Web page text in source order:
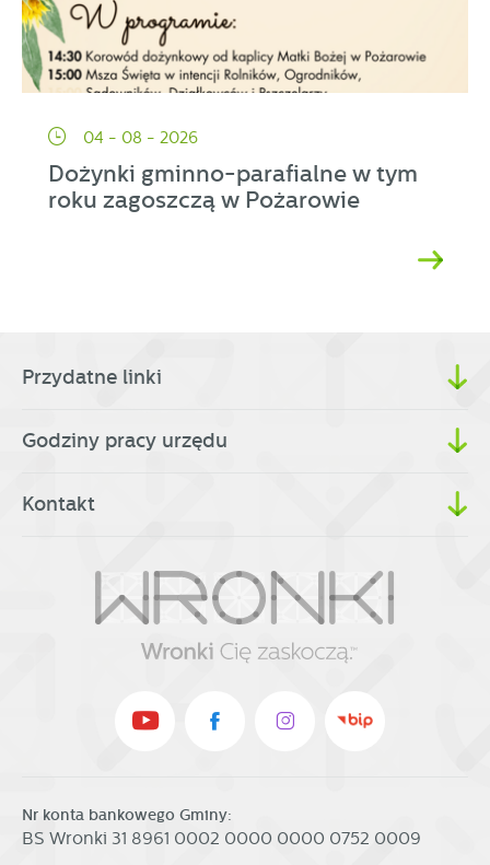
04 - 08 - 2026
Dożynki gminno-parafialne w tym
roku zagoszczą w Pożarowie
Przydatne linki
Godziny pracy urzędu
Kontakt
Nr konta bankowego Gminy:
BS Wronki 31 8961 0002 0000 0000 0752 0009